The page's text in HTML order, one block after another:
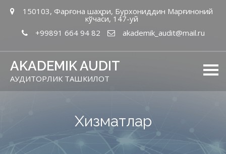
150103, Фарғона шаҳри, Бурхониддин Марғиноний
кўчаси, 147-уй
+99891 664 94 82
akademik_audit@mail.ru
AKADEMIK AUDIT
АУДИТОРЛИК ТАШКИЛОТ
Хизматлар